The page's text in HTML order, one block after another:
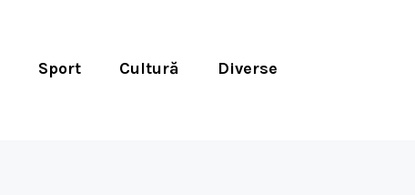
Sport Cultură Diverse